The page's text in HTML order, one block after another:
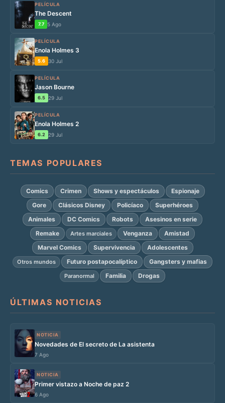
PELÍCULA
The Descent
7.7 5 Ago
PELÍCULA
Enola Holmes 3
5.6 30 Jul
PELÍCULA
Jason Bourne
6.5 29 Jul
PELÍCULA
Enola Holmes 2
6.2 29 Jul
TEMAS POPULARES
Comics Crimen Shows y espectáculos
Espionaje
Gore
Clásicos Disney Policíaco
Superhéroes
Animales
DC Comics Robots
Asesinos en serie
Remake
Artes marciales Venganza
Amistad
Marvel Comics
Supervivencia Adolescentes
Otros mundos Futuro postapocalíptico Gangsters y mafias
Paranormal Familia Drogas
ÚLTIMAS NOTICIAS
NOTICIA
Novedades de El secreto de La asistenta
7 Ago
NOTICIA
Primer vistazo a Noche de paz 2
6 Ago